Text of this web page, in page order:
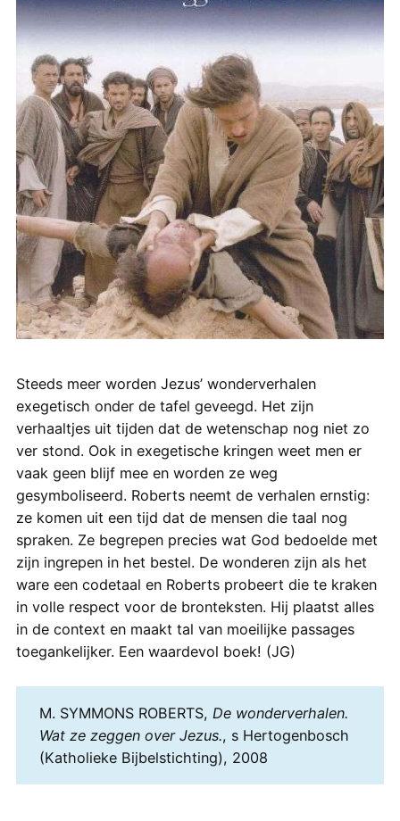
Steeds meer worden Jezus’ wonderverhalen
exegetisch onder de tafel geveegd. Het zijn
verhaaltjes uit tijden dat de wetenschap nog niet zo
ver stond. Ook in exegetische kringen weet men er
vaak geen blijf mee en worden ze weg
gesymboliseerd. Roberts neemt de verhalen ernstig:
ze komen uit een tijd dat de mensen die taal nog
spraken. Ze begrepen precies wat God bedoelde met
zijn ingrepen in het bestel. De wonderen zijn als het
ware een codetaal en Roberts probeert die te kraken
in volle respect voor de bronteksten. Hij plaatst alles
in de context en maakt tal van moeilijke passages
toegankelijker. Een waardevol boek! (JG)
M. SYMMONS ROBERTS, De wonderverhalen.
Wat ze zeggen over Jezus., s Hertogenbosch
(Katholieke Bijbelstichting), 2008